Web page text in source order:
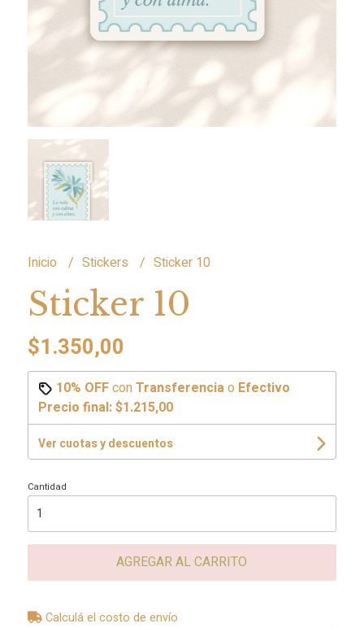
Inicio Stickers Sticker 10
Sticker 10
$1.350,00
10% OFFcon Transferenciao Efectivo
Precio final:$1.215,00
Ver cuotas y descuentos
Cantidad
AGREGAR AL CARRITO
Calculá el costo de envío